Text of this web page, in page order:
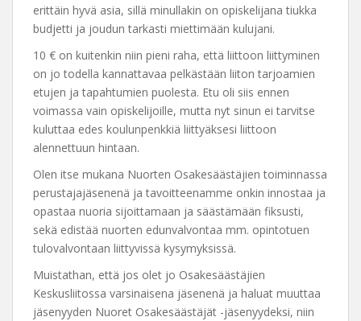
erittäin hyvä asia, sillä minullakin on opiskelijana tiukka
budjetti ja joudun tarkasti miettimään kulujani.
10 € on kuitenkin niin pieni raha, että liittoon liittyminen
on jo todella kannattavaa pelkästään liiton tarjoamien
etujen ja tapahtumien puolesta. Etu oli siis ennen
voimassa vain opiskelijoille, mutta nyt sinun ei tarvitse
kuluttaa edes koulunpenkkiä liittyäksesi liittoon
alennettuun hintaan.
Olen itse mukana Nuorten Osakesäästäjien toiminnassa
perustajajäsenenä ja tavoitteenamme onkin innostaa ja
opastaa nuoria sijoittamaan ja säästämään fiksusti,
sekä edistää nuorten edunvalvontaa mm. opintotuen
tulovalvontaan liittyvissä kysymyksissä.
Muistathan, että jos olet jo Osakesäästäjien
Keskusliitossa varsinaisena jäsenenä ja haluat muuttaa
jäsenyyden Nuoret Osakesäästäjät -jäsenyydeksi, niin